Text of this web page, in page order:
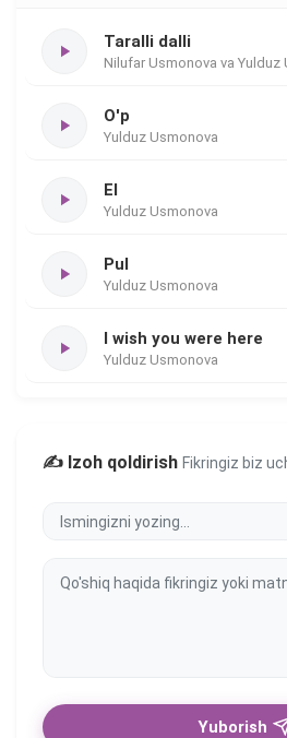
Taralli dalli
Nilufar Usmonova va Yulduz
O'p
Yulduz Usmonova
El
Yulduz Usmonova
Pul
Yulduz Usmonova
I wish you were here
Yulduz Usmonova
✍️ Izoh qoldirish Fikringiz biz
Yuborish